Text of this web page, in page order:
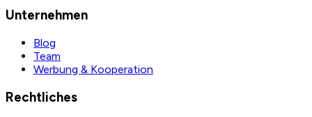
Unternehmen
Blog
Team
Werbung & Kooperation
Rechtliches